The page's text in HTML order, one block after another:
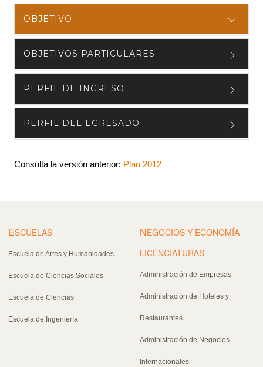
OBJETIVO
OBJETIVOS PARTICULARES
PERFIL DE INGRESO
PERFIL DEL EGRESADO
Consulta la versión anterior: Plan 2012
ESCUELAS
Escuela de Artes y Humanidades
Escuela de Ciencias Sociales
Escuela de Ciencias
Escuela de Ingeniería
NEGOCIOS Y ECONOMÍA
LICENCIATURAS
Administración de Empresas
Administración de Hoteles y
Restaurantes
Administración de Negocios
Internacionales